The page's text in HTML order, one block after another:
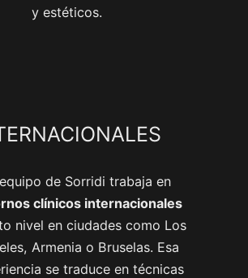
y estéticos.
de Sorridi trabaja en
clínicos internacionales
nivel en ciudades como Los
Armenia o Bruselas. Esa
se traduce en técnicas